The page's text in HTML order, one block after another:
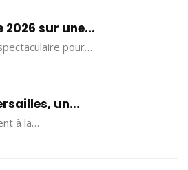
2026 sur une...
pour…
un...
à la…